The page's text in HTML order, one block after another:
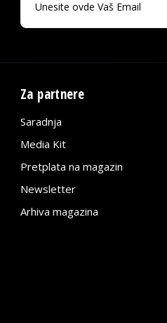
Za partnere
Saradnja
Media Kit
Pretplata na magazin
Newsletter
Arhiva magazina